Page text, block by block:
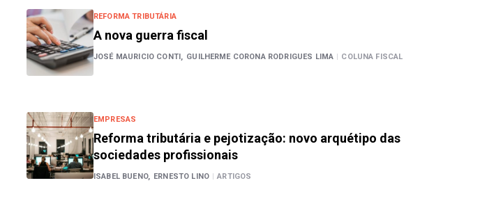
REFORMA TRIBUTÁRIA
A nova guerra fiscal
JOSÉ MAURICIO CONTI, GUILHERME CORONA RODRIGUES LIMA | COLUNA FISCAL
EMPRESAS
Reforma tributária e pejotização: novo arquétipo das
sociedades profissionais
ISABEL BUENO, ERNESTO LINO | ARTIGOS